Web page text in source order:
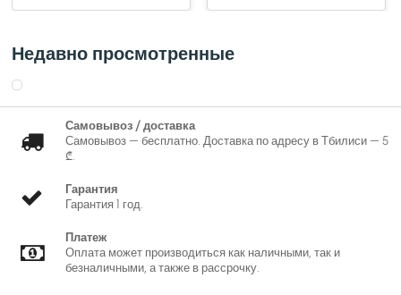
Недавно просмотренные
Самовывоз / доставка
Самовывоз — бесплатно. Доставка по адресу в Тбилиси — 5
₾.
Гарантия
Гарантия 1 год.
Платеж
Оплата может производиться как наличными, так и
безналичными, а также в рассрочку.